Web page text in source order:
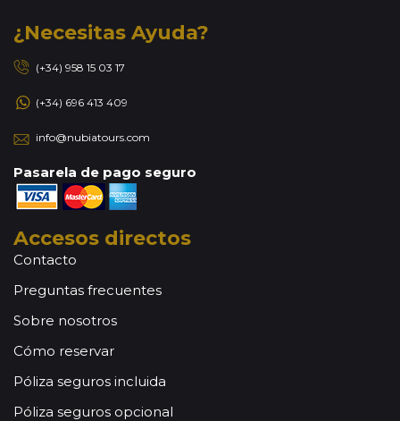
¿Necesitas Ayuda?
(+34) 958 15 03 17
(+34) 696 413 409
info@nubiatours.com
Pasarela de pago seguro
Accesos directos
Contacto
Preguntas frecuentes
Sobre nosotros
Cómo reservar
Póliza seguros incluida
Póliza seguros opcional